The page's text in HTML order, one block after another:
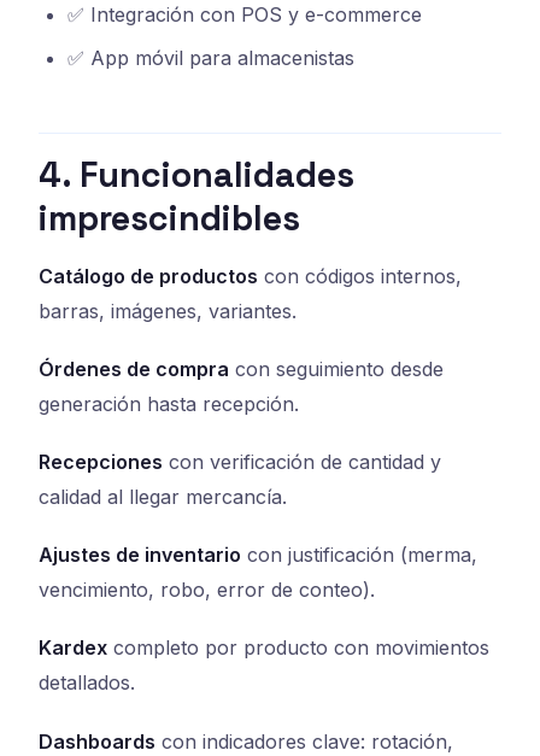
✅ Integración con POS y e-commerce
✅ App móvil para almacenistas
4. Funcionalidades
imprescindibles
Catálogo de productos con códigos internos,
barras, imágenes, variantes.
Órdenes de compra con seguimiento desde
generación hasta recepción.
Recepciones con verificación de cantidad y
calidad al llegar mercancía.
Ajustes de inventario con justificación (merma,
vencimiento, robo, error de conteo).
Kardex completo por producto con movimientos
detallados.
Dashboards con indicadores clave: rotación,